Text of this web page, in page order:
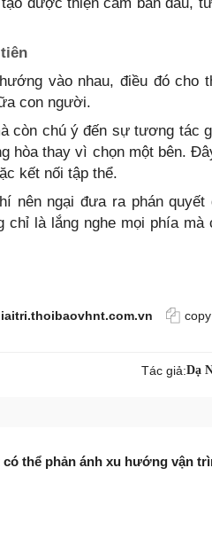
vào nhau, điều đó cho
con người.
còn chú ý đến sự tương tác
hòa thay vì chọn một bên.
kết nối tập thể.
nên ngại đưa ra phán quyết
chỉ là lắng nghe mọi phía mà
Tác giả:Dạ
thể phản ánh xu hướng vận